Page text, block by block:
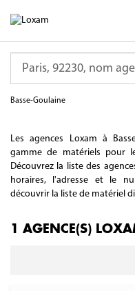
Basse-Goulaine
Les agences Loxam à
gamme de matériels pour
Découvrez la liste des
horaires, l'adresse et le
découvrir la liste de matériel
1 AGENCE(S)